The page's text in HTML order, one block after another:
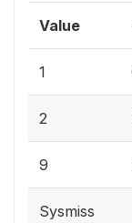
Value
1
2
9
Sysmiss